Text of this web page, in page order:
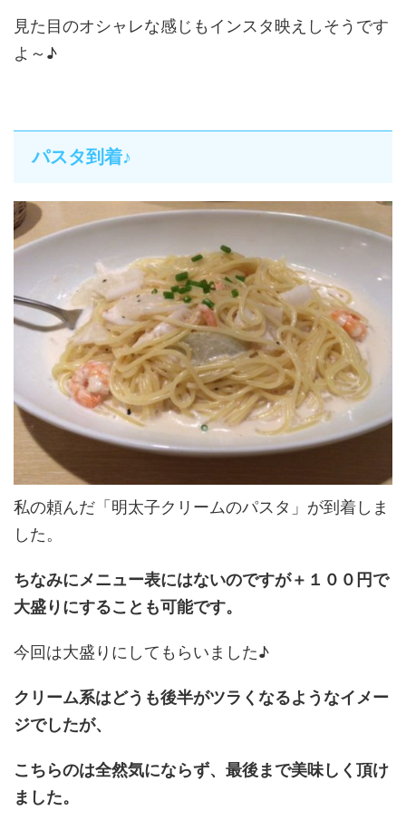
見た目のオシャレな感じもインスタ映えしそうです
よ～♪
パスタ到着♪
私の頼んだ「明太子クリームのパスタ」が到着しま
した。
ちなみにメニュー表にはないのですが＋１００円で
大盛りにすることも可能です。
今回は大盛りにしてもらいました♪
クリーム系はどうも後半がツラくなるようなイメー
ジでしたが、
こちらのは全然気にならず、最後まで美味しく頂け
ました。